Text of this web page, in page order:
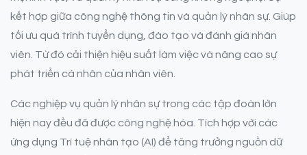
kết hợp giữa công nghệ thông tin và quản lý nhân sự. Giúp
tối ưu quá trình tuyển dụng, đào tạo và đánh giá nhân
viên. Từ đó cải thiện hiệu suất làm việc và nâng cao sự
phát triển cá nhân của nhân viên.
Các nghiệp vụ quản lý nhân sự trong các tập đoàn lớn
hiện nay đều đã được công nghệ hóa. Tích hợp với các
ứng dụng Trí tuệ nhân tạo (AI) để tăng trưởng nguồn dữ